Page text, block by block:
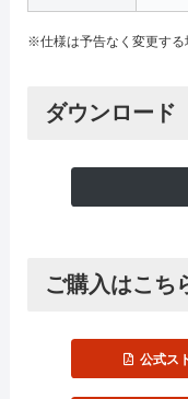
※仕様は予告なく変更する
ダウンロード
ご購入はこち
公式ス